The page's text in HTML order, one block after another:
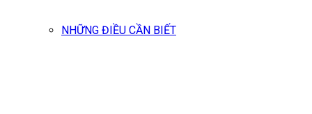
NHỮNG ĐIỀU CẦN BIẾT